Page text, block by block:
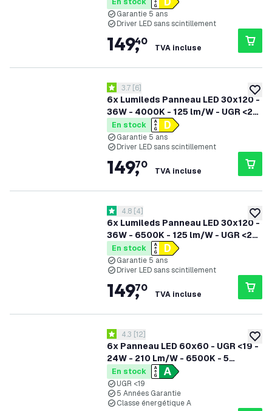
Garantie 5 ans
Driver LED sans scintillement
149,
40
TVA incluse
6x Lumileds Panneau LED 30x120 -
36W - 4000K - 125 lm/W - UGR <22
- 5 Années Garantie
ouvrir le tiroir des avis
3.7 étoiles de notation
3.7 [6]
En stock
Garantie 5 ans
Driver LED sans scintillement
149,
70
TVA incluse
6x Lumileds Panneau LED 30x120 -
36W - 6500K - 125 lm/W - UGR <22
- 5 Années Garantie
ouvrir le tiroir des avis
4.8 étoiles de notation
4.8 [4]
En stock
Garantie 5 ans
Driver LED sans scintillement
149,
70
TVA incluse
6x Panneau LED 60x60 - UGR <19 -
24W - 210 Lm/W - 6500K - 5
Années Garantie - Classe
énergétique A
ouvrir le tiroir des avis
4.3 étoiles de notation
4.3 [12]
En stock
UGR <19
5 Années Garantie
Classe énergétique A